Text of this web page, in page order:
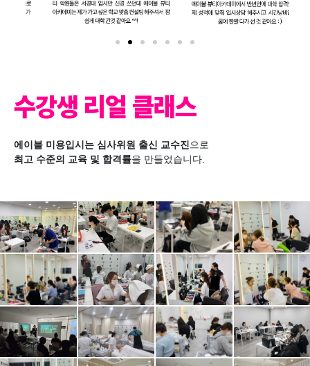
수강생 리얼 클래스
에이블 미용입시는 심사위원 출신 교수진으로
최고 수준의 교육 및 합격률을 만들었습니다.